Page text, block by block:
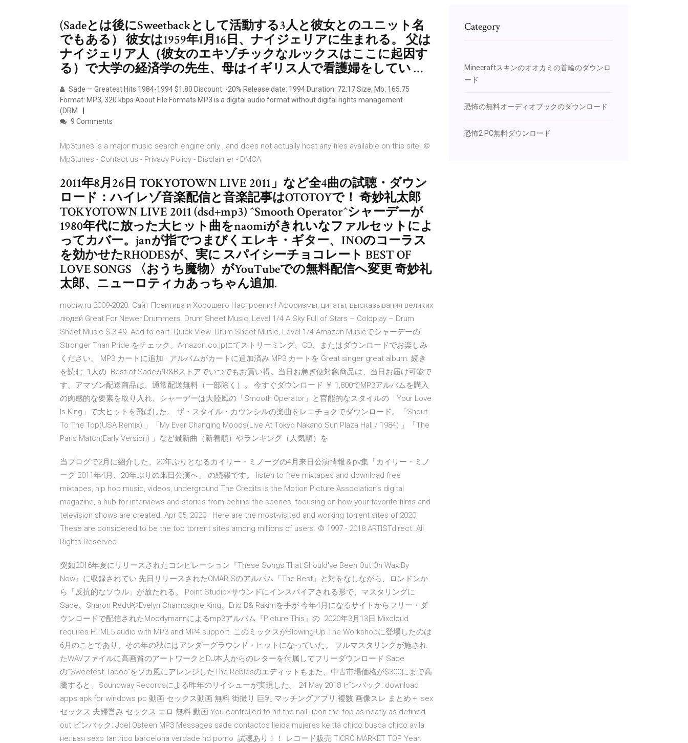
(Sadeとは後にSweetbackとして活動する3人と彼女とのユニット名
でもある） 彼女は1959年1月16日、ナイジェリアに生まれる。 父は
ナイジェリア人（彼女のエキゾチックなルックスはここに起因す
る）で大学の経済学の先生、母はイギリス人で看護婦をしてい …
Sade — Greatest Hits 1984-1994 $1.80 Discount: -20% Release date: 1994 Duration: 72:17 Size, Mb: 165.75
Format: MP3, 320 kbps About File Formats MP3 is a digital audio format without digital rights management
(DRM
9 Comments
Mp3tunes is a major music search engine only , and does not actually host any files available on this site. ©
Mp3tunes - Contact us - Privacy Policy - Disclaimer - DMCA
2011年8月26日 TOKYOTOWN LIVE 2011」など全4曲の試聴・ダウン
ロード：ハイレゾ音楽配信と音楽記事はOTOTOYで！ 奇妙礼太郎
TOKYOTOWN LIVE 2011 (dsd+mp3) ^Smooth Operator^シャーデーが
1980年代に放った大ヒット曲をnaomiがきれいなファルセットによ
ってカバー。janが指でつまびくエレキ・ギター、INOのコーラス
を効かせたRHODESが、実に スパイシーチョコレート BEST OF
LOVE SONGS 〈おうち魔物〉がYouTubeでの無料配信へ変更 奇妙礼
太郎、ニューロティカあっちゃん追加.
mobiw.ru 2009-2020. Сайт Позитива и Хорошего Настроения! Афоризмы, цитаты, высказывания великих
людей Great For Newer Drummers. Drum Sheet Music, Level 1/4 A Sky Full of Stars – Coldplay – Drum
Sheet Music $ 3.49. Add to cart. Quick View. Drum Sheet Music, Level 1/4 Amazon Musicでシャーデーの
Stronger Than Pride をチェック。Amazon.co.jpにてストリーミング、CD、またはダウンロードでお楽しみ
ください。 MP3 カートに追加 · アルバムがカートに追加済み MP3 カートを Great singer great album. 続き
を読む. 1人の Best of SadeがR&Bストアでいつでもお買い得。当日お急ぎ便対象商品は、当日お届け可能で
す。アマゾン配送商品は、通常配送無料（一部除く）。 今すぐダウンロード ￥ 1,800でMP3アルバムを購入
の肉感的な要素を取り入れ、シャーデーは大陸風の「Smooth Operator」と官能的なスタイルの「Your Love
Is King」で大ヒットを飛ばした。 ザ・スタイル・カウンシルの楽曲をレコチョクでダウンロード。「Shout
To The Top(USA Remix) 」「My Ever Changing Moods(Live At Tokyo Nakano Sun Plaza Hall / 1984) 」「The
Paris Match(Early Version) 」など最新曲（新着順）やランキング（人気順）を
当ブログで2月に紹介した、20年ぶりとなるカイリー・ミノーグの4月来日公演情報＆pv集「カイリー・ミノ
ーグ 2011年4月、20年ぶりの来日公演へ」 の続報です。 listen to free mixtapes and download free
mixtapes, hip hop music, videos, underground The Credits is the Motion Picture Association’s digital
magazine, a hub for interviews and stories from behind the scenes, focusing on how your favorite films and
television shows are created. Apr 05, 2020 · Here are the most-visited and working torrent sites of 2020.
These are considered to be the top torrent sites among millions of users. © 1997 - 2018 ARTISTdirect. All
Rights Reserved
突如2016年夏にリリースされたコンピレーション『These Songs That Should've Been Out On Wax By
Now』に収録されてい 先日リリースされたOMAR Sのアルバム「The Best」と対をなしながら、ロンドンか
ら「反抗的なソウル」が放たれる。 Point Studio>サウンドにインスパイアされる形で、マスタリングに
Sade、Sharon ReddやEvelyn Champagne King、Eric B& Rakimを手が 今年4月になるサイトからフリー・ダ
ウンロードで配信されたMoodymannによるmp3アルバム『Picture This』の 2020年3月13日 Mixcloud
requires HTML5 audio with MP3 and MP4 support. このミックスがBlowing Up The Workshopに登場したのは
6月のことであり、その年の秋にはアンダーグラウンド・ヒットになっていた。 フルマスタリングが施され
たWAVファイルに高画質のアートワークとDJ本人からのレターを付属してフリーダウンロード Sade
の"Sweetest Taboo"をソカ風にアレンジしたThe Reblesのエディットもまた、中古市場価格が$300にまで高
騰すると、Soundway Recordsによる昨年のリイシューが実現した。 24 May 2018 ピンバック: download
apps apk for windows pc 動画 セックス動画 無料 街撮り 巨乳 マッチングアプリ 複数 画像スレ まとめ＋ sex
セックス 夫婦営み セックス エロ 無料 動画 You controlled to hit the nail upon the top as neatly as defined
out ピンバック: Joel Osteen MP3 Messages sade contactos lleida mujeres keittä chico busca chico avila
нельзя sexo tantrico barcelona verdade hd porno 試聴あり！！ レコード販売 TICRO MARKET TOP Year:
Category
Minecraftスキンのオオカミの首輪のダウンロ
ード
恐怖の無料オーディオブックのダウンロード
恐怖2 PC無料ダウンロード